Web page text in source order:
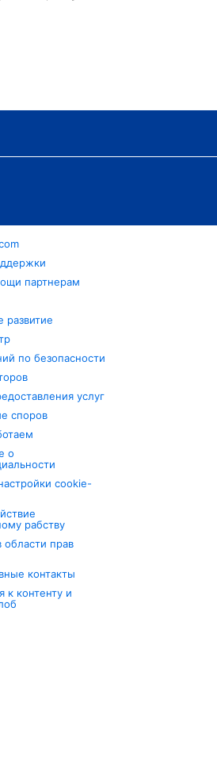
партнерам
развитие
по безопасности
услуг
споров
о
cookie-
рабству
области прав
контакты
к контенту и